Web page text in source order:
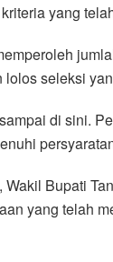
yang
seleksi
di sini.
Bupati
yang telah